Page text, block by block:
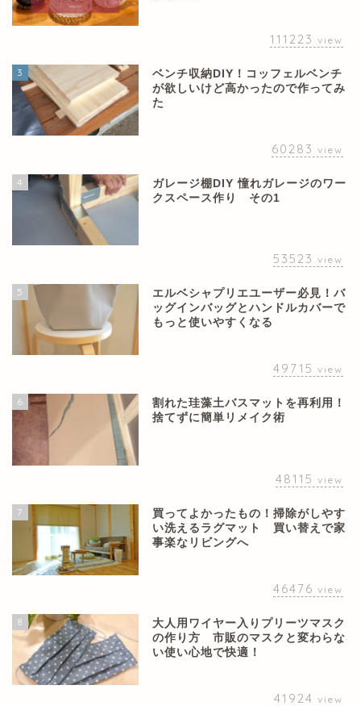
111223 view
3
ベンチ収納DIY！コッフェルベンチ
が欲しいけど高かったので作ってみ
た
60283 view
4
ガレージ棚DIY 憧れガレージのワー
クスペース作り その1
53523 view
5
エルベシャプリエユーザー必見！バ
ッグインバッグとハンドルカバーで
もっと使いやすくなる
49715 view
6
割れた珪藻土バスマットを再利用！
捨てずに簡単リメイク術
48115 view
7
買ってよかったもの！掃除がしやす
い洗えるラグマット 買い替えで家
事楽なリビングへ
46476 view
8
大人用ワイヤー入りプリーツマスク
の作り方 市販のマスクと変わらな
い使い心地で快適！
41924 view